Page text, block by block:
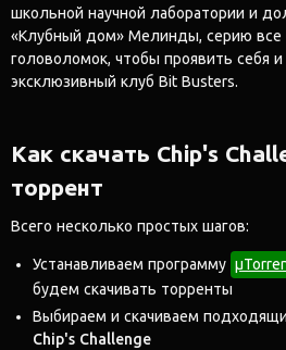
школьной научной лаборатории и
«Клубный дом» Мелинды, серию
головоломок, чтобы проявить себя
эксклюзивный клуб Bit Busters.
Как скачать Chip's
торрент
Всего несколько простых шагов:
Устанавливаем программу
будем скачивать торренты
Выбираем и скачиваем
Chip's Challenge